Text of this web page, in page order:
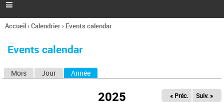
l
h
e

Vous
ici
Accueil›Calendrier› Events calendar
Events calendar
Mois Jour Année
2025 « Préc. Suiv. »